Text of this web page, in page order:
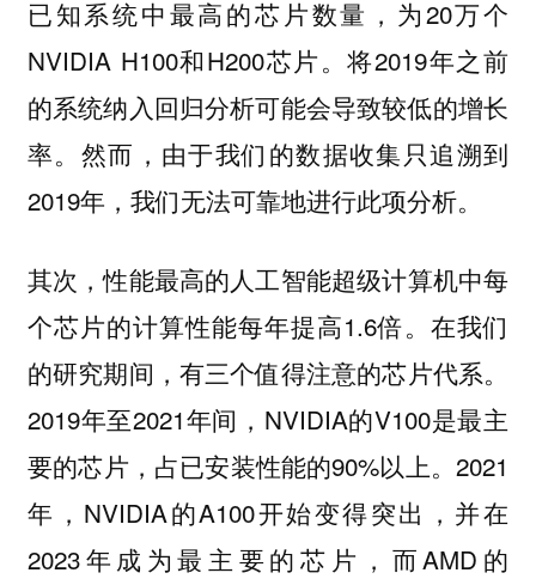
已知系统中最高的芯片数量，为20万个
NVIDIA H100和H200芯片。将2019年之前
的系统纳入回归分析可能会导致较低的增长
率。然而，由于我们的数据收集只追溯到
2019年，我们无法可靠地进行此项分析。
其次，性能最高的人工智能超级计算机中每
个芯片的计算性能每年提高1.6倍。在我们
的研究期间，有三个值得注意的芯片代系。
2019年至2021年间，NVIDIA的V100是最主
要的芯片，占已安装性能的90%以上。2021
年，NVIDIA的A100开始变得突出，并在
2023年成为最主要的芯片，而AMD的